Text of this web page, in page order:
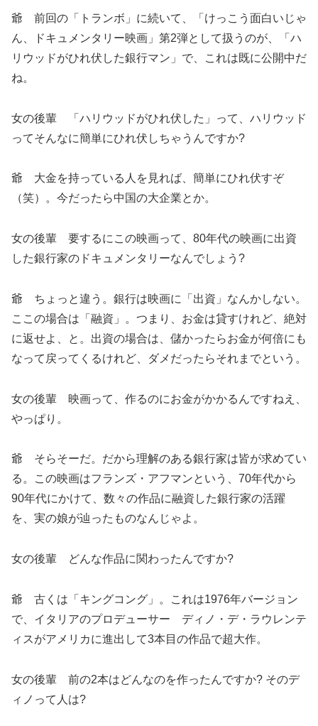
爺 前回の「トランボ」に続いて、「けっこう面白いじゃ
ん、ドキュメンタリー映画」第2弾として扱うのが、「ハ
リウッドがひれ伏した銀行マン」で、これは既に公開中だ
ね。
女の後輩 「ハリウッドがひれ伏した」って、ハリウッド
ってそんなに簡単にひれ伏しちゃうんですか?
爺 大金を持っている人を見れば、簡単にひれ伏すぞ
（笑）。今だったら中国の大企業とか。
女の後輩 要するにこの映画って、80年代の映画に出資
した銀行家のドキュメンタリーなんでしょう?
爺 ちょっと違う。銀行は映画に「出資」なんかしない。
ここの場合は「融資」。つまり、お金は貸すけれど、絶対
に返せよ、と。出資の場合は、儲かったらお金が何倍にも
なって戻ってくるけれど、ダメだったらそれまでという。
女の後輩 映画って、作るのにお金がかかるんですねえ、
やっぱり。
爺 そらそーだ。だから理解のある銀行家は皆が求めてい
る。この映画はフランズ・アフマンという、70年代から
90年代にかけて、数々の作品に融資した銀行家の活躍
を、実の娘が辿ったものなんじゃよ。
女の後輩 どんな作品に関わったんですか?
爺 古くは「キングコング」。これは1976年バージョン
で、イタリアのプロデューサー ディノ・デ・ラウレンテ
ィスがアメリカに進出して3本目の作品で超大作。
女の後輩 前の2本はどんなのを作ったんですか? そのデ
ィノって人は?